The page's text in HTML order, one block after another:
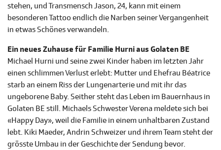
stehen, und Transmensch Jason, 24, kann mit einem
besonderen Tattoo endlich die Narben seiner Vergangenheit
in etwas Schönes verwandeln.
Ein neues Zuhause für Familie Hurni aus Golaten BE
Michael Hurni und seine zwei Kinder haben im letzten Jahr
einen schlimmen Verlust erlebt: Mutter und Ehefrau Béatrice
starb an einem Riss der Lungenarterie und mit ihr das
ungeborene Baby. Seither steht das Leben im Bauernhaus in
Golaten BE still. Michaels Schwester Verena meldete sich bei
«Happy Day», weil die Familie in einem unhaltbaren Zustand
lebt. Kiki Maeder, Andrin Schweizer und ihrem Team steht der
grösste Umbau in der Geschichte der Sendung bevor.